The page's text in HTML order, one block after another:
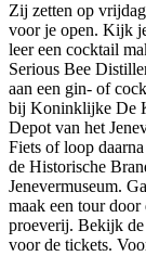
Zij zetten op
voor je open. Kijk
leer een cocktail
Serious Bee
aan een gin- of
bij Koninklijke De
Depot van het
Fiets of loop
de Historische
Jenevermuseum.
maak een tour
proeverij. Bekijk de
voor de tickets.